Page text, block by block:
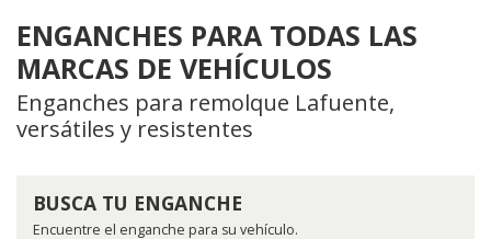
ENGANCHES PARA TODAS LAS
MARCAS DE VEHÍCULOS
Enganches para remolque Lafuente,
versátiles y resistentes
BUSCA TU ENGANCHE
Encuentre el enganche para su vehículo.